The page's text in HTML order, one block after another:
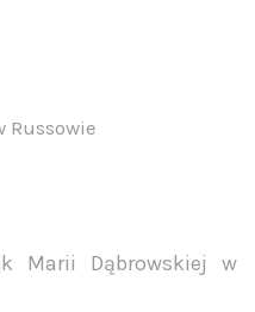
Russowie
Marii Dąbrowskiej w